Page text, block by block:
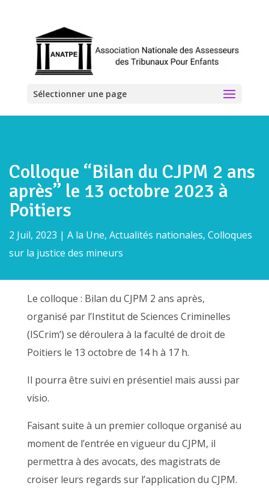
Sélectionner une page
Colloque “Bilan du CJPM 2 ans
après” le 13 octobre 2023 à
Poitiers
2 Juil, 2023 | A la Une, Actualités nationales, Colloques
sur la justice des mineurs
Le colloque : Bilan du CJPM 2 ans après,
organisé par l’Institut de Sciences Criminelles
(ISCrim’) se déroulera à la faculté de droit de
Poitiers le 13 octobre de 14 h à 17 h.
Il pourra être suivi en présentiel mais aussi par
visio.
Faisant suite à un premier colloque organisé au
moment de l’entrée en vigueur du CJPM, il
permettra à des avocats, des magistrats de
croiser leurs regards sur l’application du CJPM.